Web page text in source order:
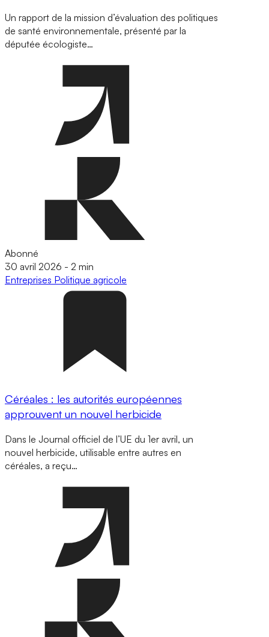
Un rapport de la mission d’évaluation des politiques
de santé environnementale, présenté par la
députée écologiste…
Abonné
30 avril 2026 - 2 min
Entreprises Politique agricole
Céréales : les autorités européennes
approuvent un nouvel herbicide
Dans le Journal officiel de l’UE du 1er avril, un
nouvel herbicide, utilisable entre autres en
céréales, a reçu…